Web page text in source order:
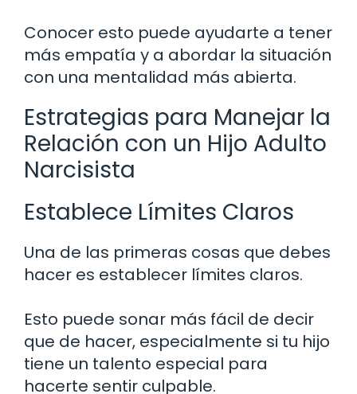
Conocer esto puede ayudarte a tener
más empatía y a abordar la situación
con una mentalidad más abierta.
Estrategias para Manejar la
Relación con un Hijo Adulto
Narcisista
Establece Límites Claros
Una de las primeras cosas que debes
hacer es establecer límites claros.
Esto puede sonar más fácil de decir
que de hacer, especialmente si tu hijo
tiene un talento especial para
hacerte sentir culpable.